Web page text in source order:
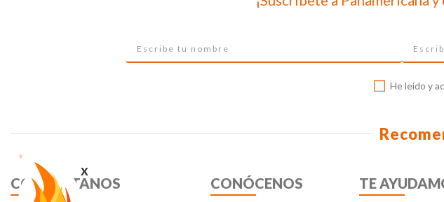
x
He leído y
CONTÁCTANOS CONÓCENOS TE